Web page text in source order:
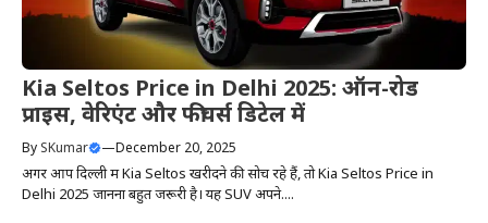
Kia Seltos Price in Delhi 2025: ऑन-रोड
प्राइस, वेरिएंट और फीचर्स डिटेल में
By SKumar —December 20, 2025
अगर आप दिल्ली में Kia Seltos खरीदने की सोच रहे हैं, तो Kia Seltos Price in
Delhi 2025 जानना बहुत जरूरी है। यह SUV अपने....